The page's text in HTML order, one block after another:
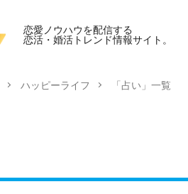
恋愛ノウハウを配信する
恋活・婚活トレンド情報サイト。
ハッピーライフ 「占い」一覧